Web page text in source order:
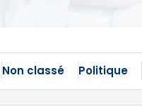
Non classé Politique